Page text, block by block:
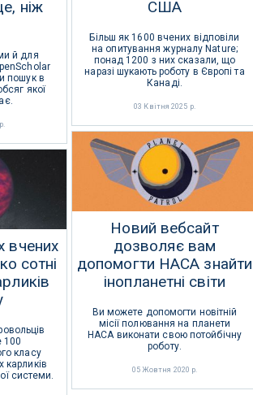
ніж
й для
пошук в
якої
США
Більш як 1600 вчених відповіли
на опитування журналу Nature;
понад 1200 з них сказали, що
наразі шукають роботу в Європі та
Канаді.
03 Квітня 2025 р.
Новий вебсайт
дозволяє вам
допомогти НАСА знайти
інопланетні світи
Ви можете допомогти новітній
місії полювання на планети
НАСА виконати свою потойбічну
роботу.
05 Жовтня 2020 р.
вчених
сотні
100
класу
карликів
системи.